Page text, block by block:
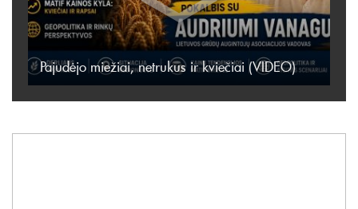
Pajudėjo miežiai, netrukus ir kviečiai (VIDEO)